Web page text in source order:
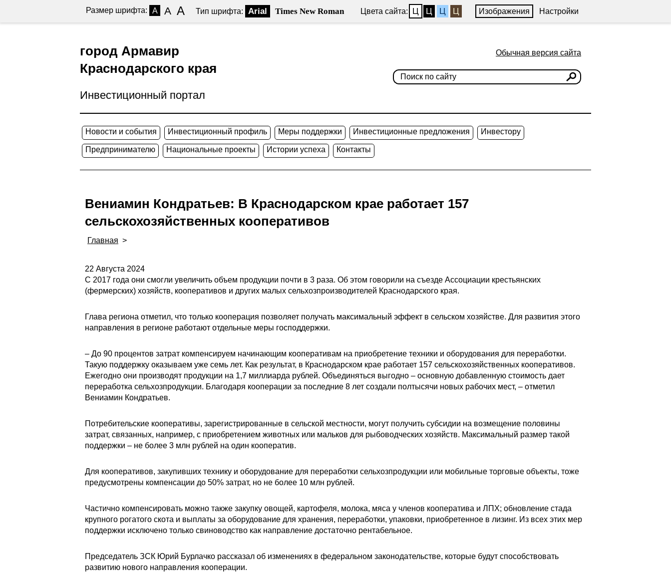
Размер шрифта: A A A Тип шрифта: Arial Times New Roman Цвета сайта: Ц Ц Ц Ц Изображения Настройки
город Армавир
Краснодарского края
Инвестиционный портал
Обычная версия сайта
Новости и события Инвестиционный профиль Меры поддержки Инвестиционные предложения Инвестору
Предпринимателю Национальные проекты Истории успеха Контакты
Вениамин Кондратьев: В Краснодарском крае работает 157
сельскохозяйственных кооперативов
Главная >
22 Августа 2024
С 2017 года они смогли увеличить объем продукции почти в 3 раза. Об этом говорили на съезде Ассоциации крестьянских
(фермерских) хозяйств, кооперативов и других малых сельхозпроизводителей Краснодарского края.
Глава региона отметил, что только кооперация позволяет получать максимальный эффект в сельском хозяйстве. Для развития этого
направления в регионе работают отдельные меры господдержки.
– До 90 процентов затрат компенсируем начинающим кооперативам на приобретение техники и оборудования для переработки.
Такую поддержку оказываем уже семь лет. Как результат, в Краснодарском крае работает 157 сельскохозяйственных кооперативов.
Ежегодно они производят продукции на 1,7 миллиарда рублей. Объединяться выгодно – основную добавленную стоимость дает
переработка сельхозпродукции. Благодаря кооперации за последние 8 лет создали полтысячи новых рабочих мест, – отметил
Вениамин Кондратьев.
Потребительские кооперативы, зарегистрированные в сельской местности, могут получить субсидии на возмещение половины
затрат, связанных, например, с приобретением животных или мальков для рыбоводческих хозяйств. Максимальный размер такой
поддержки – не более 3 млн рублей на один кооператив.
Для кооперативов, закупивших технику и оборудование для переработки сельхозпродукции или мобильные торговые объекты, тоже
предусмотрены компенсации до 50% затрат, но не более 10 млн рублей.
Частично компенсировать можно также закупку овощей, картофеля, молока, мяса у членов кооператива и ЛПХ; обновление стада
крупного рогатого скота и выплаты за оборудование для хранения, переработки, упаковки, приобретенное в лизинг. Из всех этих мер
поддержки исключено только свиноводство как направление достаточно рентабельное.
Председатель ЗСК Юрий Бурлачко рассказал об изменениях в федеральном законодательстве, которые будут способствовать
развитию нового направления кооперации.